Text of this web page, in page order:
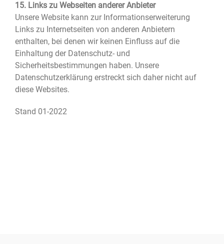
15. Links zu Webseiten anderer Anbieter
Unsere Website kann zur Informationserweiterung
Links zu Internetseiten von anderen Anbietern
enthalten, bei denen wir keinen Einfluss auf die
Einhaltung der Datenschutz- und
Sicherheitsbestimmungen haben. Unsere
Datenschutzerklärung erstreckt sich daher nicht auf
diese Websites.
Stand 01-2022